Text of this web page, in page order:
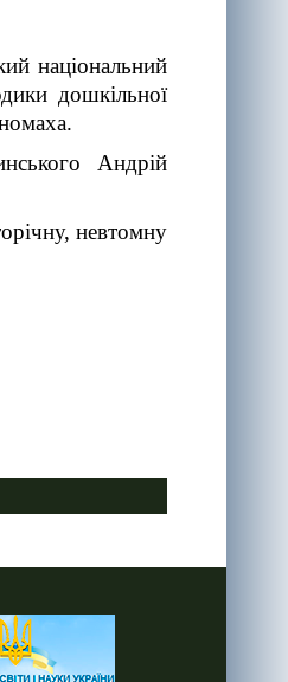
національний
дошкільної
Андрій
невтомну